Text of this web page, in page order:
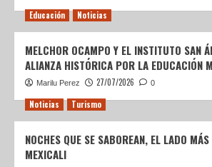
Educación Noticias
MELCHOR OCAMPO Y EL INSTITUTO SAN
ALIANZA HISTÓRICA POR LA EDUCACIÓN
Marilu Perez 27/07/2026 0
Noticias Turismo
NOCHES QUE SE SABOREAN, EL LADO
MEXICALI